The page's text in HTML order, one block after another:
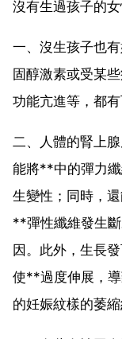
沒有生過孩子的女
一、沒生孩子也
固醇激素或受某
功能亢進等，都
二、人體的腎上
能將**中的彈力
生變性；同時，
**彈性纖維發生
因。此外，生長
使**過度伸展，
的妊娠紋樣的萎縮